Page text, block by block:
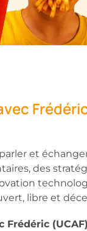
et
des
libre et
Frédéric